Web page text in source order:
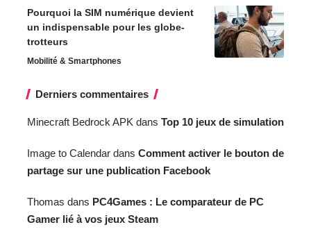
Pourquoi la SIM numérique devient
un indispensable pour les globe-
trotteurs
Mobilité & Smartphones
Derniers commentaires
Minecraft Bedrock APK dans Top 10 jeux de simulation
Image to Calendar dans Comment activer le bouton de
partage sur une publication Facebook
Thomas dans PC4Games : Le comparateur de PC
Gamer lié à vos jeux Steam